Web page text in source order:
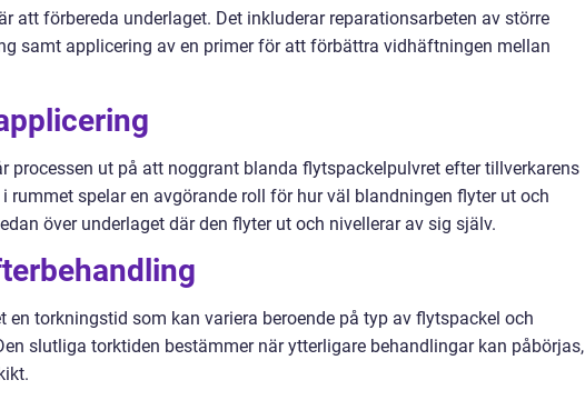
att förbereda underlaget. Det inkluderar reparationsarbeten av större
samt applicering av en primer för att förbättra vidhäftningen mellan
processen ut på att noggrant blanda flytspackelpulvret efter tillverkarens
rummet spelar en avgörande roll för hur väl blandningen flyter ut och
över underlaget där den flyter ut och nivellerar av sig själv.
en torkningstid som kan variera beroende på typ av flytspackel och
slutliga torktiden bestämmer när ytterligare behandlingar kan påbörjas,